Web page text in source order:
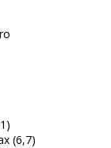
(6,7)